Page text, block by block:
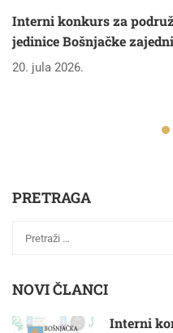
Interni konkurs za
jedinice Bošnjačke
20. jula 2026.
PRETRAGA
NOVI ČLANCI
Interni